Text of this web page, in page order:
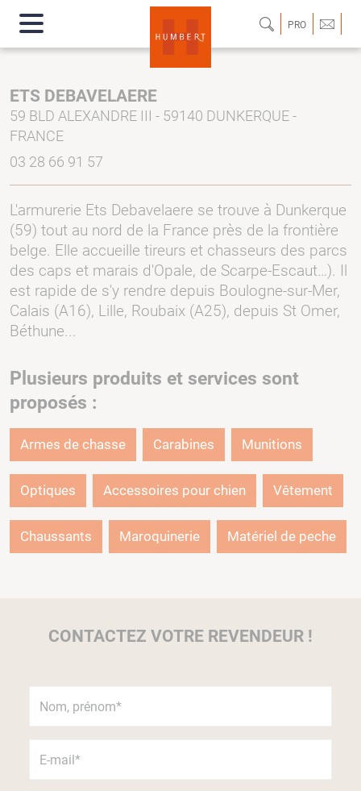
PRO
ETS DEBAVELAERE
59 BLD ALEXANDRE III - 59140 DUNKERQUE -
FRANCE
03 28 66 91 57
L'armurerie Ets Debavelaere se trouve à Dunkerque
(59) tout au nord de la France près de la frontière
belge. Elle accueille tireurs et chasseurs des parcs
des caps et marais d'Opale, de Scarpe-Escaut…). Il
est rapide de s'y rendre depuis Boulogne-sur-Mer,
Calais (A16), Lille, Roubaix (A25), depuis St Omer,
Béthune...
Plusieurs produits et services sont
proposés :
Armes de chasse Carabines Munitions
Optiques Accessoires pour chien Vêtement
Chaussants Maroquinerie Matériel de peche
CONTACTEZ VOTRE REVENDEUR !